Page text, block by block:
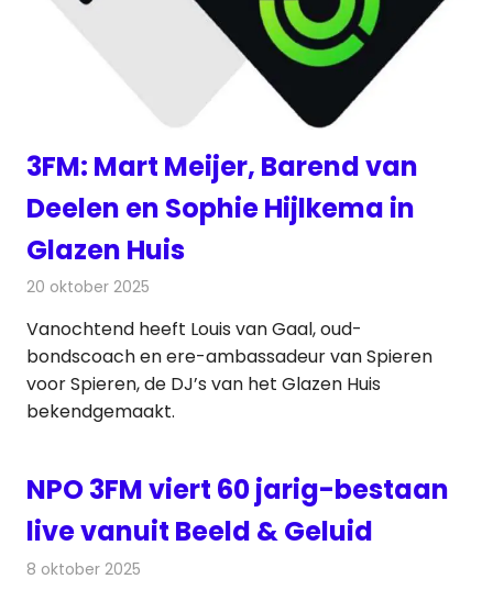
3FM: Mart Meijer, Barend van
Deelen en Sophie Hijlkema in
Glazen Huis
20 oktober 2025
Vanochtend heeft Louis van Gaal, oud-
bondscoach en ere-ambassadeur van Spieren
voor Spieren, de DJ’s van het Glazen Huis
bekendgemaakt.
NPO 3FM viert 60 jarig-bestaan
live vanuit Beeld & Geluid
8 oktober 2025